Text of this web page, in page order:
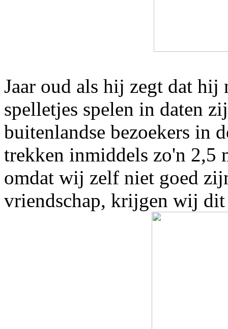
Jaar oud als hij zegt dat hij
spelletjes spelen in daten
buitenlandse bezoekers in
trekken inmiddels zo'n 2,5
omdat wij zelf niet goed
vriendschap, krijgen wij